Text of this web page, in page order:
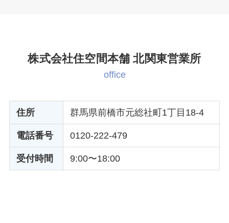
株式会社住空間本舗 北関東営業所
office
住所 群馬県前橋市元総社町1丁目18-4
電話番号 0120-222-479
受付時間 9:00〜18:00